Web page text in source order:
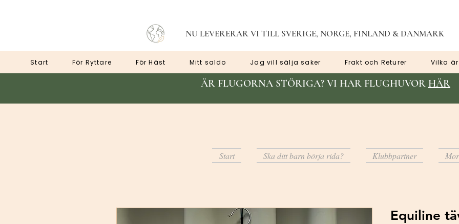
NU LEVERERAR VI TILL SVERIGE, NORGE, FINLAND & DANMARK
Start För Ryttare För Häst Mitt saldo Jag vill sälja saker Frakt och Returer Vilka
ÄR FLUGORNA STÖRIGA? VI HAR FLUGHUVOR HÄR
Equiline
Start Ska ditt barn börja rida? Klubbpartner